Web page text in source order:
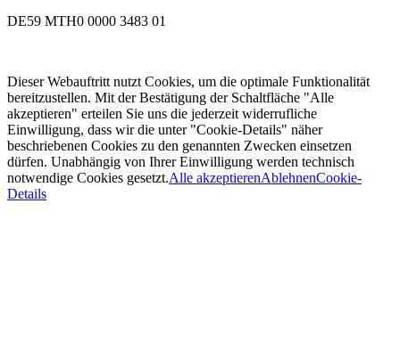
DE59 MTH0 0000 3483 01
Dieser Webauftritt nutzt Cookies, um die optimale Funktionalität
bereitzustellen. Mit der Bestätigung der Schaltfläche "Alle
akzeptieren" erteilen Sie uns die jederzeit widerrufliche
Einwilligung, dass wir die unter "Cookie-Details" näher
beschriebenen Cookies zu den genannten Zwecken einsetzen
dürfen. Unabhängig von Ihrer Einwilligung werden technisch
notwendige Cookies gesetzt.Alle akzeptierenAblehnenCookie-
Details